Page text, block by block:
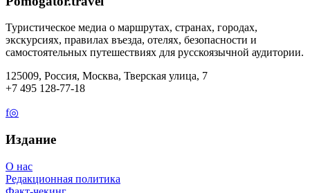
Туристическое медиа о маршрутах, странах, городах,
экскурсиях, правилах въезда, отелях, безопасности и
самостоятельных путешествиях для русскоязычной аудитории.
125009, Россия, Москва, Тверская улица, 7
+7 495 128-77-18
f◎
Издание
О нас
Редакционная политика